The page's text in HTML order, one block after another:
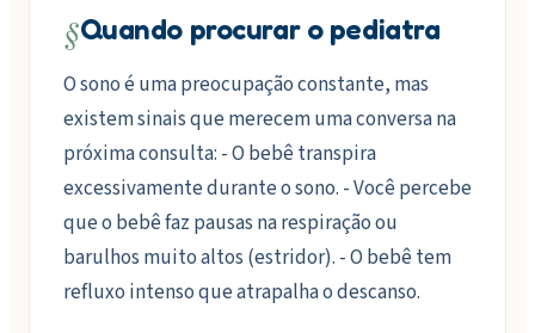
§Quando procurar o pediatra
O sono é uma preocupação constante, mas
existem sinais que merecem uma conversa na
próxima consulta: - O bebê transpira
excessivamente durante o sono. - Você percebe
que o bebê faz pausas na respiração ou
barulhos muito altos (estridor). - O bebê tem
refluxo intenso que atrapalha o descanso.